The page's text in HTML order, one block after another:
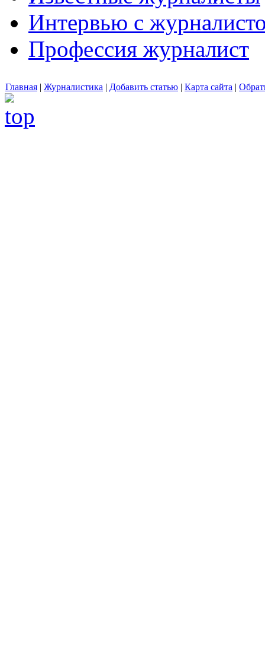
Интервью с
Профессия журналист
Главная | Журналистика | Добавить статью | Карта сайта |